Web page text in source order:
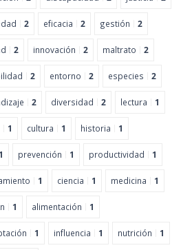
2 eficacia 2 gestión 2
2 innovación 2 maltrato 2
2 entorno 2 especies 2
2 diversidad 2 lectura 1
1 cultura 1 historia 1
1 prevención 1 productividad 1
1 ciencia 1 medicina 1
1 alimentación 1
1 influencia 1 nutrición 1